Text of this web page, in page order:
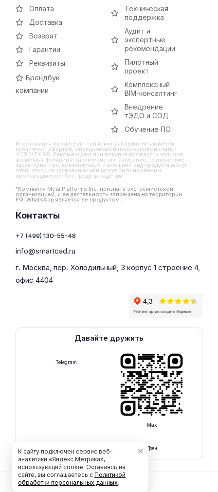
Оплата
Доставка
Возврат
Гарантии
Реквизиты
Брендбук
компании
Техническая
поддержка
Аудит и
экспертные
рекомендации
Пилотный
проект
Комплексный
BIM-консалтинг
Внедрение
тЭДО и СОД
Обучение ПО
Информация на сайте ни при каких условиях не является
публичной офертой, определяемой положениями статьи
437(2) ГК РФ. Рекомендуем при покупке проверять наличие
желаемых функций и характеристик. Описание, технические
характеристики, комплектация и внешний вид продукта могут
отличаться от заявленных или могут быть изменены
производителем без предупреждения
*Компания Meta Platforms Inc. признана экстремистской
организацией, и ее деятельность запрещена на территории
РФ. WhatsApp является ее продуктом.
Контакты
+7 (499) 130-55-48
info@smartcad.ru
г. Москва, пер. Холодильный, 3 корпус 1 строение 4,
офис 4404
Давайте дружить
Telegram
Max
Дзен
К сайту подключен сервис веб-
аналитики «Яндекс.Метрика»,
использующий cookie. Оставаясь на
сайте, вы соглашаетесь с Политикой
обработки персональных данных.
✕